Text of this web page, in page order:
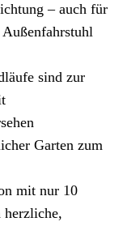
– auch für
sind zur
Garten zum
mit nur 10
herzliche,